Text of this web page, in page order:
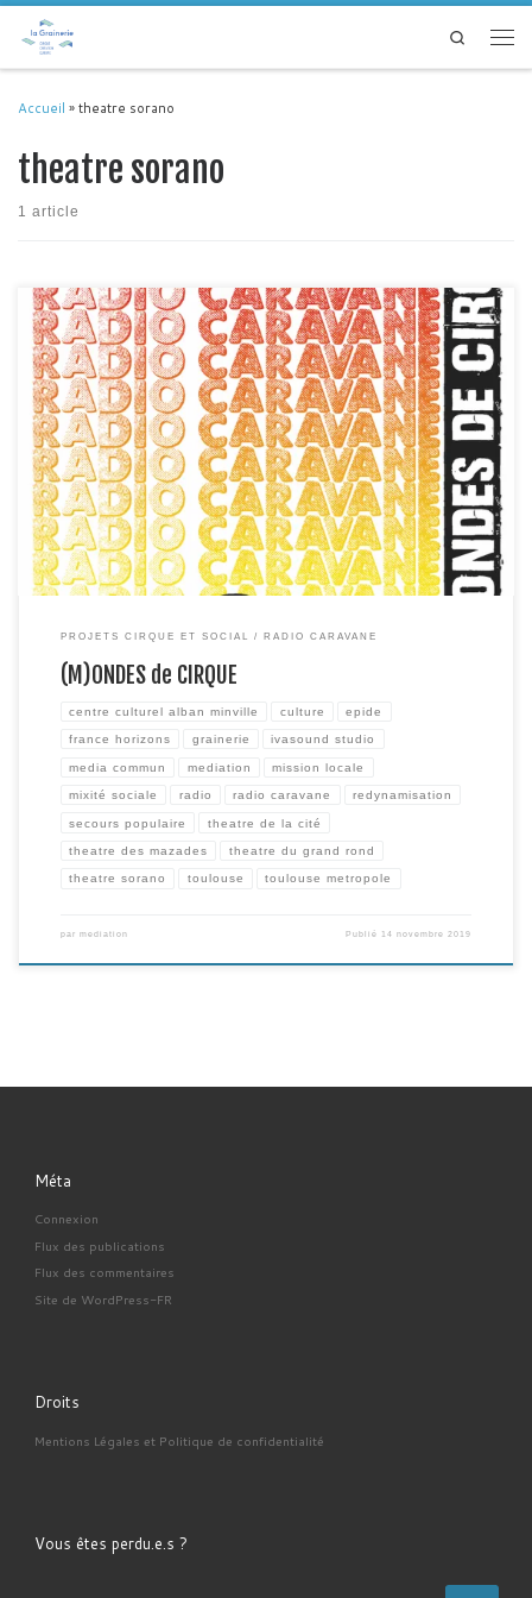
Passer au contenu
Search
Accueil »theatre sorano
theatre sorano
1 article
Radio Caravane, 9e édition du nom, est terminée… Vive Radio Caravane!
Quelques chiffres et une liste à la Prévert pour conclure ces 3 semaines de
formation, de découverte des outils radio, des webmédias et du monde du
cirque… Radio Caravane 2019, c’était: 14 personnes ultra impliquées, 3
structures partenaires (Media […]
PROJETS CIRQUE ET SOCIAL RADIO CARAVANE
(M)ONDES de CIRQUE
centre culturel alban minville culture epide
france horizons grainerie ivasound studio
media commun mediation mission locale
mixité sociale radio radio caravane redynamisation
secours populaire theatre de la cité
theatre des mazades theatre du grand rond
theatre sorano toulouse toulouse metropole
par mediation Publié 14 novembre 2019
Méta
Connexion
Flux des publications
Flux des commentaires
Site de WordPress-FR
Droits
Mentions Légales et Politique de confidentialité
Vous êtes perdu.e.s ?